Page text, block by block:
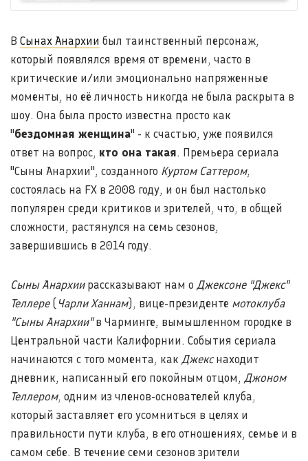
В Сынах Анархии был таинственный персонаж,
который появлялся время от времени, часто в
критические и/или эмоционально напряженные
моменты, но её личность никогда не была раскрыта в
шоу. Она была просто известна просто как
"бездомная женщина" - к счастью, уже появился
ответ на вопрос, кто она такая. Премьера сериала
"Сыны Анархии", созданного Куртом Саттером,
состоялась на FX в 2008 году, и он был настолько
популярен среди критиков и зрителей, что, в общей
сложности, растянулся на семь сезонов,
завершившись в 2014 году.
Сыны Анархиирассказывают нам о Джексоне "Джекс"
Теллере( Чарли Ханнам), вице-президенте мотоклуба
"Сыны Анархии"в Чарминге, вымышленном городке в
Центральной части Калифорнии. События сериала
начинаются с того момента, как Джекснаходит
дневник, написанный его покойным отцом, Джоном
Теллером, одним из членов-основателей клуба,
который заставляет его усомниться в целях и
правильности пути клуба, в его отношениях, семье и в
самом себе. В течение семи сезонов зрители